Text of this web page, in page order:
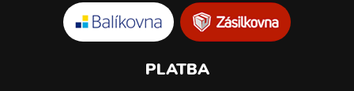
PLATBA